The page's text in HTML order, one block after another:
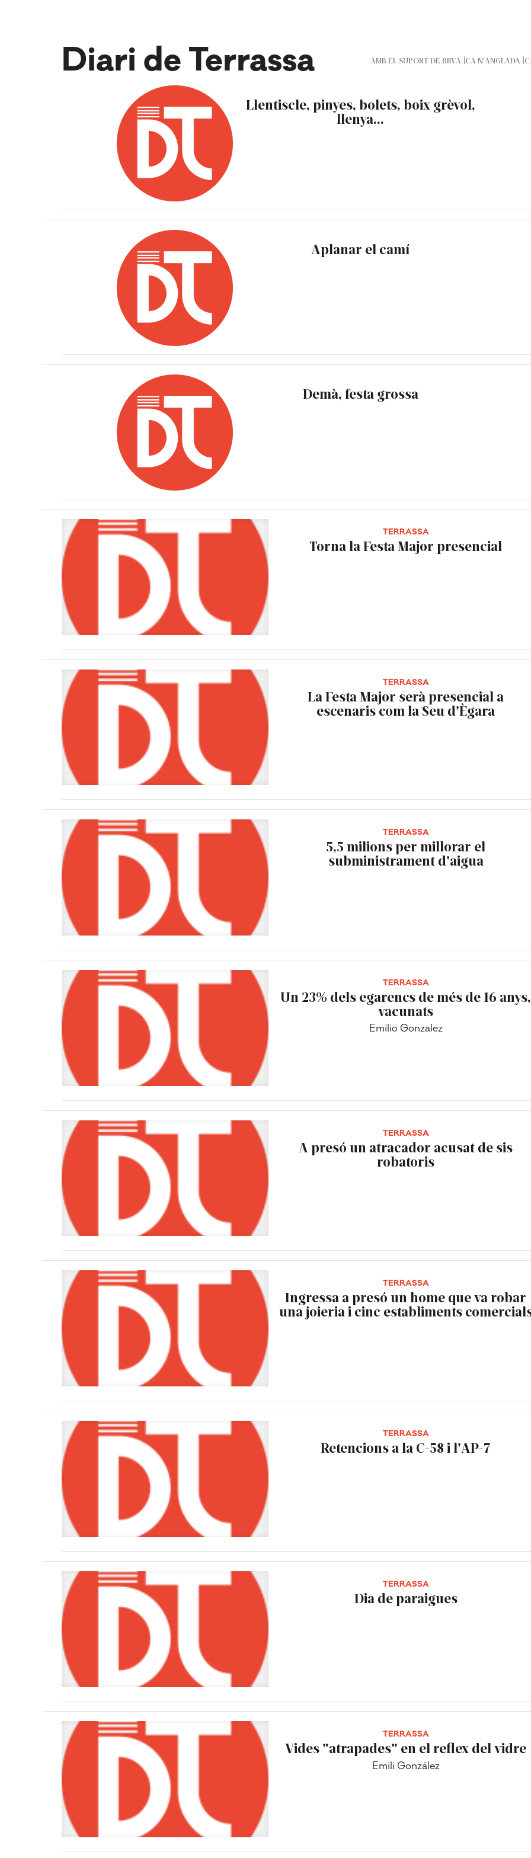
Diari de Terrassa AMB EL SUPORT DE BBVA CA N'ANGLADA
Llentiscle, pinyes, bolets, boix grèvol,
llenya...
Aplanar el camí
Demà, festa grossa
TERRASSA
Torna la Festa Major presencial
TERRASSA
La Festa Major serà presencial a
escenaris com la Seu d'Ègara
TERRASSA
5,5 milions per millorar el
subministrament d'aigua
TERRASSA
Un 23% dels egarencs de més de 16 anys,
vacunats
Emilio Gonzalez
TERRASSA
A presó un atracador acusat de sis
robatoris
TERRASSA
Ingressa a presó un home que va robar
una joieria i cinc establiments
TERRASSA
Retencions a la C-58 i l'AP-7
TERRASSA
Dia de paraigues
TERRASSA
Vides "atrapades" en el reflex del vidre
Emili González